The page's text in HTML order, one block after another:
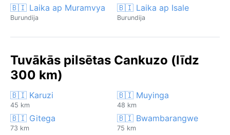
🇧🇮 Laika ap Muramvya
Burundija
🇧🇮 Laika ap Isale
Burundija
Tuvākās pilsētas Cankuzo (līdz
300 km)
🇧🇮 Karuzi
45 km
🇧🇮 Muyinga
48 km
🇧🇮 Gitega
73 km
🇧🇮 Bwambarangwe
75 km